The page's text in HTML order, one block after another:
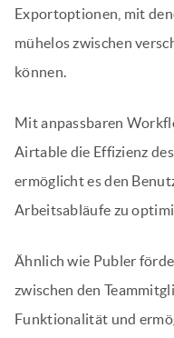
Exportoptionen, mit
mühelos zwischen
können.
Mit anpassbaren
Airtable die Effizienz
ermöglicht es den
Arbeitsabläufe zu
Ähnlich wie Publer
zwischen den
Funktionalität und